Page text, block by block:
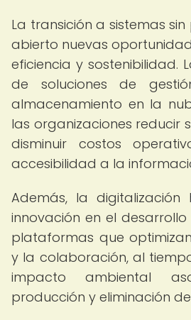
La transición a sistemas
abierto nuevas
eficiencia y sostenibilidad.
de soluciones de
almacenamiento en la
las organizaciones reducir
disminuir costos
accesibilidad a la
Además, la
innovación en el
plataformas que
y la colaboración, al
impacto ambiental
producción y eliminación